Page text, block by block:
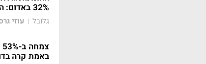
32% באדום: החידה של קרטוס
גלובל | עוזי
באמת קרה